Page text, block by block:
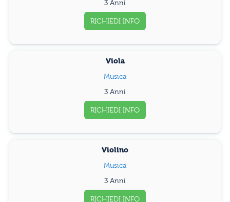
3 Anni
RICHIEDI INFO
Viola
Musica
3 Anni
RICHIEDI INFO
Violino
Musica
3 Anni
RICHIEDI INFO